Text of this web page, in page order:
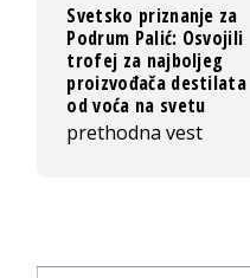
Svetsko priznanje za
Podrum Palić: Osvojili
trofej za najboljeg
proizvođača destilata
od voća na svetu
prethodna vest